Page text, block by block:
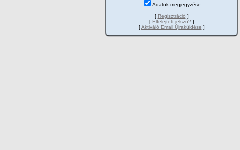
Adatok megjegyzése
[ Regisztráció ]
[ Elfelejtett jelszó? ]
[Aktiváló Email Újraküldése ]